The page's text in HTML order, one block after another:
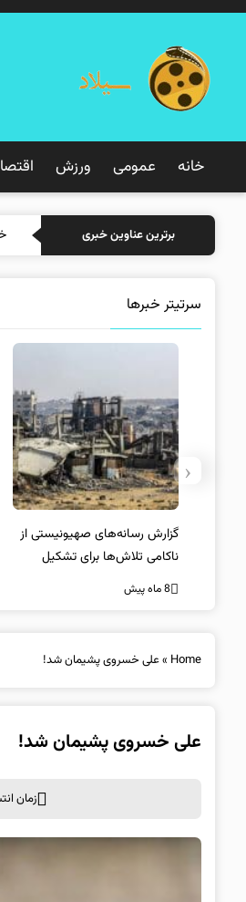
خانه عمومی ورزش
برترین عناوین خبری
سرتیتر خبرها
واکنش نتانیاهو به حمله استرالیا
‹
Home
»علی خسروی پشیمان شد!
علی خسروی پشیمان شد!
زمان انتشار: 26 می